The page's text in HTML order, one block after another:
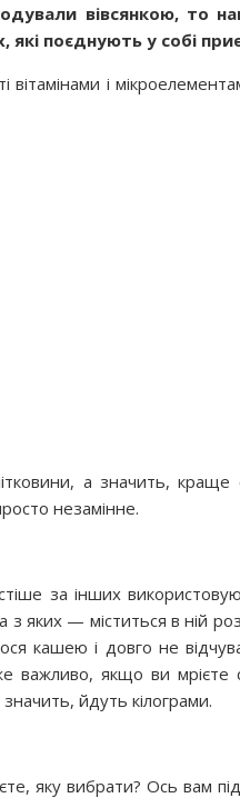
вівсянкою, то
поєднують у собі
вітамінами і
а значить,
незамінне.
за інших
з яких — міститься в ній
кашею і довго не
важливо, якщо ви
йдуть кілограми.
яку вибрати? Ось вам